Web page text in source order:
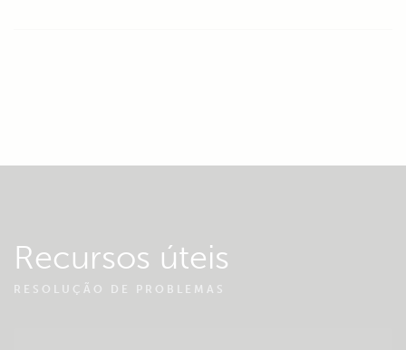
Recursos úteis
RESOLUÇÃO DE PROBLEMAS